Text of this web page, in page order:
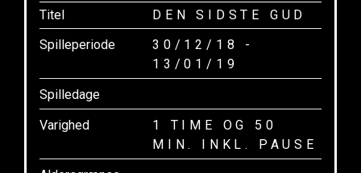
Titel
DEN SIDSTE GUD
Spilleperiode
30/12/18 -
13/01/19
Spilledage
Varighed
1 TIME OG 50
MIN. INKL. PAUSE